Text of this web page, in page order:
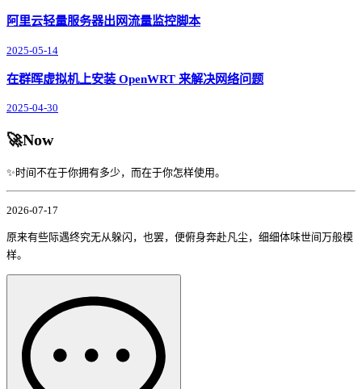
阿里云轻量服务器出网流量监控脚本
2025-05-14
在群晖虚拟机上安装 OpenWRT 来解决网络问题
2025-04-30
🚀Now
✨时间不在于你拥有多少，而在于你怎样使用。
2026-07-17
原来有些际遇终究无从躲闪，也罢，便俯身奔赴凡尘，细细体味世间万般模
样。